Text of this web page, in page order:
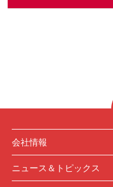
会社情報
ニュース＆トピックス